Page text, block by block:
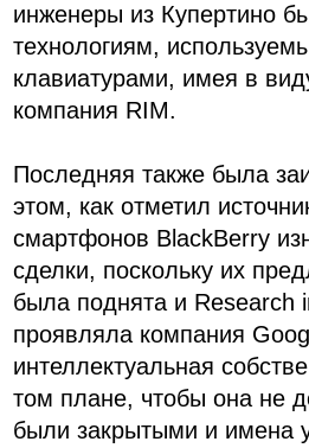
инженеры из Купертино
технологиям,
клавиатурами, имея в
компания RIM.
Последняя также была
этом, как отметил
смартфонов BlackBerry
сделки, поскольку их
была поднята и Research
проявляла компания
интеллектуальная
том плане, чтобы она не
были закрытыми и имена